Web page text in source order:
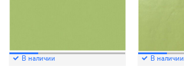
В наличии В наличии